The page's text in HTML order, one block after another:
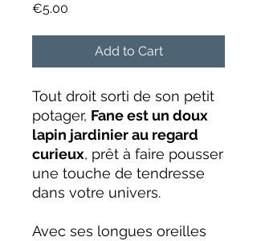
€5.00
Add to Cart
Tout droit sorti de son petit
potager, Fane est un doux
lapin jardinier au regard
curieux, prêt à faire pousser
une touche de tendresse
dans votre univers.
Avec ses longues oreilles